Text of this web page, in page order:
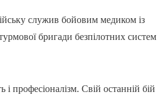
служив бойовим медиком із
бригади безпілотних систем
професіоналізм. Свій останній бій